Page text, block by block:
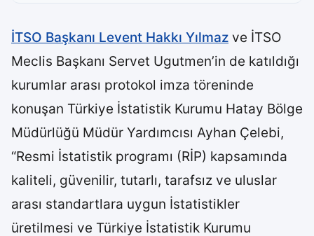
İTSO Başkanı Levent Hakkı Yılmaz ve İTSO
Meclis Başkanı Servet Ugutmen’in de katıldığı
kurumlar arası protokol imza töreninde
konuşan Türkiye İstatistik Kurumu Hatay Bölge
Müdürlüğü Müdür Yardımcısı Ayhan Çelebi,
“Resmi İstatistik programı (RİP) kapsamında
kaliteli, güvenilir, tutarlı, tarafsız ve uluslar
arası standartlara uygun İstatistikler
üretilmesi ve Türkiye İstatistik Kurumu